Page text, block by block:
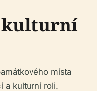
kulturní
místa
a kulturní roli.